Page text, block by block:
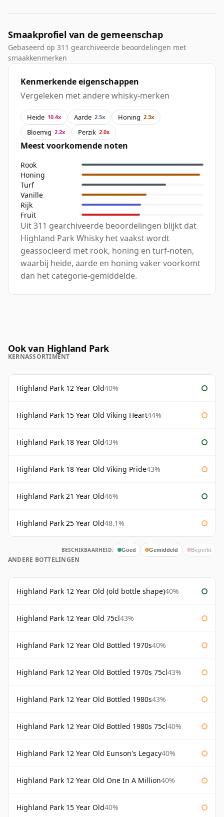
Smaakprofiel van de gemeenschap
Gebaseerd op 311 gearchiveerde beoordelingen met
smaakkenmerken
Kenmerkende eigenschappen
Vergeleken met andere whisky-merken
Heide 10.4x Aarde 2.5x Honing 2.3x
Bloemig 2.2x Perzik 2.0x
Meest voorkomende noten
Rook
Honing
Turf
Vanille
Rijk
Fruit
Uit 311 gearchiveerde beoordelingen blijkt dat
Highland Park Whisky het vaakst wordt
geassocieerd met rook, honing en turf-noten,
waarbij heide, aarde en honing vaker voorkomt
dan het categorie-gemiddelde.
Ook van Highland Park
KERNASSORTIMENT
Highland Park 12 Year Old40%
Highland Park 15 Year Old Viking Heart44%
Highland Park 18 Year Old43%
Highland Park 18 Year Old Viking Pride43%
Highland Park 21 Year Old46%
Highland Park 25 Year Old48.1%
BESCHIKBAARHEID: Goed Gemiddeld Beperkt
ANDERE BOTTELINGEN
Highland Park 12 Year Old (old bottle shape)40%
Highland Park 12 Year Old 75cl43%
Highland Park 12 Year Old Bottled 1970s40%
Highland Park 12 Year Old Bottled 1970s 75cl43%
Highland Park 12 Year Old Bottled 1980s43%
Highland Park 12 Year Old Bottled 1980s 75cl40%
Highland Park 12 Year Old Eunson's Legacy40%
Highland Park 12 Year Old One In A Million40%
Highland Park 15 Year Old40%